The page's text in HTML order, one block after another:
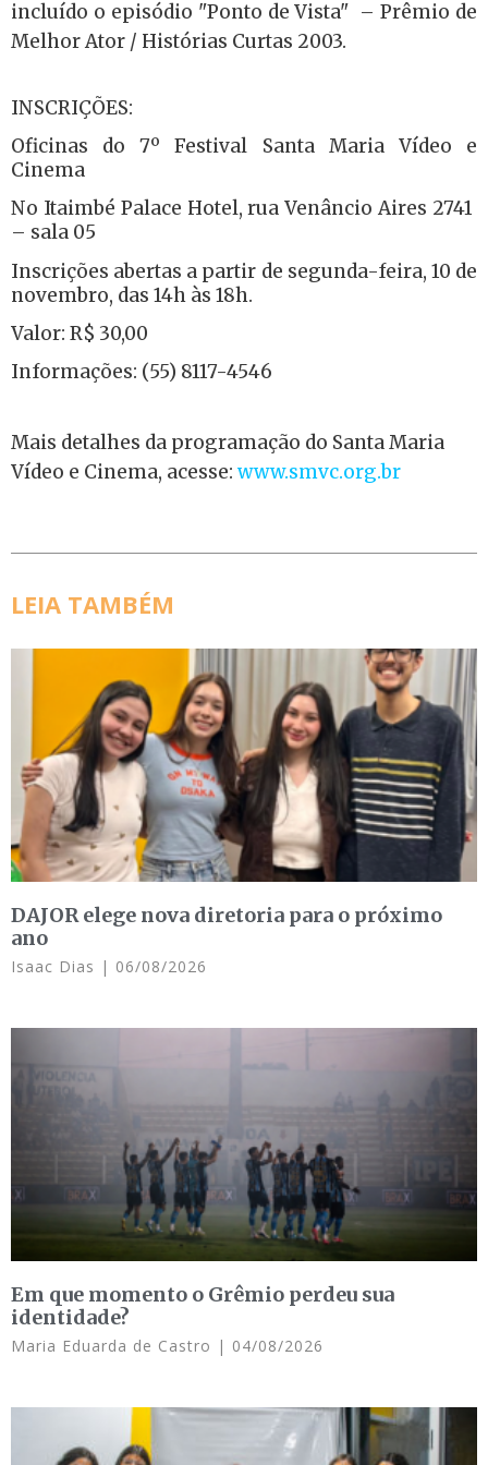
incluído o episódio "Ponto de Vista" – Prêmio de
Melhor Ator / Histórias Curtas 2003.
INSCRIÇÕES:
Oficinas do 7º Festival Santa Maria Vídeo e
Cinema
No Itaimbé Palace Hotel, rua Venâncio Aires 2741
– sala 05
Inscrições abertas a partir de segunda-feira, 10 de
novembro, das 14h às 18h.
Valor: R$ 30,00
Informações: (55) 8117-4546
Mais detalhes da programação do Santa Maria
Vídeo e Cinema, acesse: www.smvc.org.br
LEIA TAMBÉM
DAJOR elege nova diretoria para o próximo
ano
Isaac Dias 06/08/2026
Em que momento o Grêmio perdeu sua
identidade?
Maria Eduarda de Castro 04/08/2026